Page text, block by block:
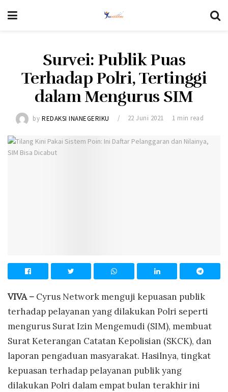
Survei: Publik Puas
Terhadap Polri, Tertinggi
dalam Mengurus SIM
by REDAKSI INANEGERIKU 22 Juni 2021 1 min read
VIVA – Cyrus Network menguji kepuasan publik
terhadap pelayanan yang dilakukan Polri seperti
mengurus Surat Izin Mengemudi (SIM), membuat
Surat Keterangan Catatan Kepolisian (SKCK), dan
laporan pengaduan masyarakat. Hasilnya, tingkat
kepuasan terhadap pelayanan publik yang
dilakukan Polri dalam empat bulan terakhir ini